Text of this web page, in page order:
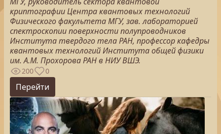
криптографии Центра квантовых технологий
Физического факультета МГУ, зав. лабораторией
спектроскопии поверхности полупроводников
Института твердого тела РАН, профессор кафедры
квантовых технологий Института общей физики
им. А.М. Прохорова РАН в НИУ ВШЭ.
200 0
Перейти